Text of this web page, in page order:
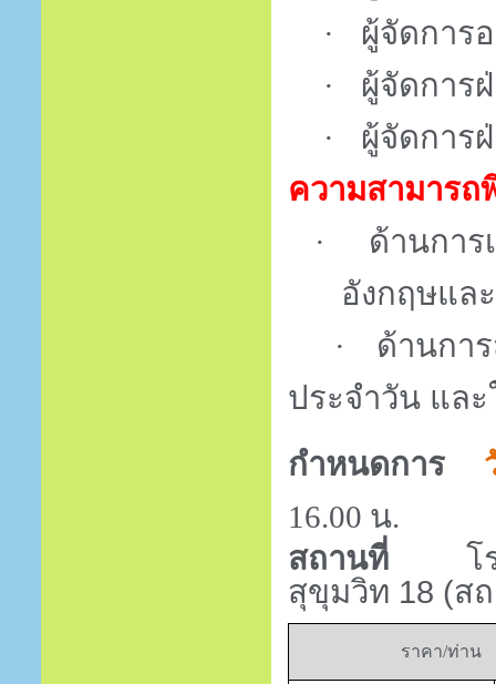
· ผู้จัดการ
· ผู้จัดการ
·
ผู้จัดการ
ความสามารถ
·
ด้านการ
อังกฤษแล
·
ด้านกา
ประจำวัน แล
กำหนดการ
16.00 น.
สถานที่
โ
สุขุมวิท 18 (ส
ราคา/ท่าน